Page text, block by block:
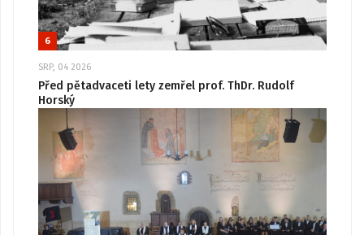
6
SRP, 04 2026
Před pětadvaceti lety zemřel prof. ThDr. Rudolf
Horský